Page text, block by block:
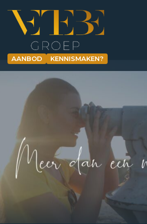
AANBOD KENNISMAKEN?
HOMEPAGINA
WONING­MAKELAARDIJ
BEDRIJFS­MAKELAARDIJ
HYPOTHEKEN
VERZEKERINGEN
NIEUWS & MEDIA
OVER ONS